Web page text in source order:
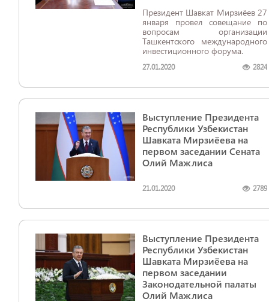
Президент Шавкат Мирзиёев 27
января провел совещание по
вопросам организации
Ташкентского международного
инвестиционного форума.
27.01.2020 2824
Выступление Президента
Республики Узбекистан
Шавката Мирзиёева на
первом заседании Сената
Олий Мажлиса
21.01.2020 2789
Выступление Президента
Республики Узбекистан
Шавката Мирзиёева на
первом заседании
Законодательной палаты
Олий Мажлиса